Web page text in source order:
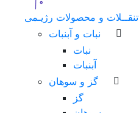
تنقــلات و محصولات رژیـمی
نبات و آبنبات
نبات
آبنبات
گز و سوهان
گز